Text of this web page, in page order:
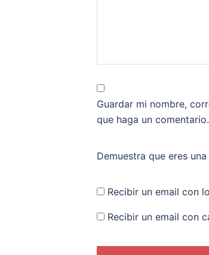
Guardar mi nombre,
que haga un comentario.
Demuestra que eres
Recibir un email con
Recibir un email con